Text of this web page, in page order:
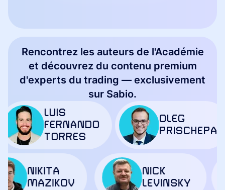
Rencontrez les auteurs de l'Académie
et découvrez du contenu premium
d'experts du trading — exclusivement
sur Sabio.
LUIS
FERNANDO
TORRES
OLEG
PRISCHEPA
NIKITA
MAZIKOV
NICK
LEVINSKY